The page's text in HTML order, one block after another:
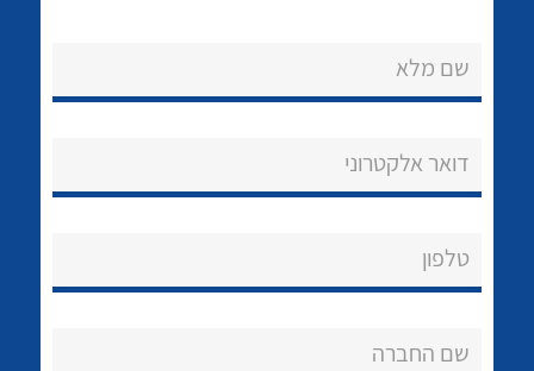
לכל מוצרי היצרן לכל מוצרי היצרן
שם מלא
דואר אלקטרוני
טלפון
שם החברה